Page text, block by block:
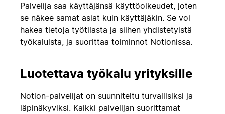
Palvelija saa käyttäjänsä käyttöoikeudet, joten
se näkee samat asiat kuin käyttäjäkin. Se voi
hakea tietoja työtilasta ja siihen yhdistetyistä
työkaluista, ja suorittaa toiminnot Notionissa.
Luotettava työkalu yrityksille
Notion-palvelijat on suunniteltu turvallisiksi ja
läpinäkyviksi. Kaikki palvelijan suorittamat